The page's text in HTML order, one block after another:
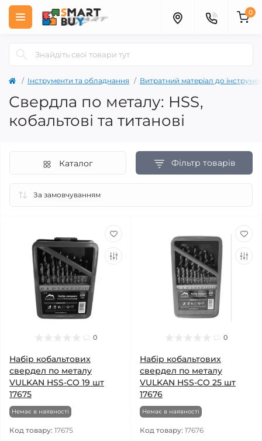
0
Інструменти та обладнання Витратний матеріал до
Свердла по металу: HSS,
кобальтові та титанові
Фільтр товарів
Каталог
0
Набір кобальтових
свердел по металу
VULKAN HSS-CO 19 шт
17675
Немає в наявності
Код товару: 17675
0
Набір кобальтових
свердел по металу
VULKAN HSS-CO 25 шт
17676
Немає в наявності
Код товару: 17676